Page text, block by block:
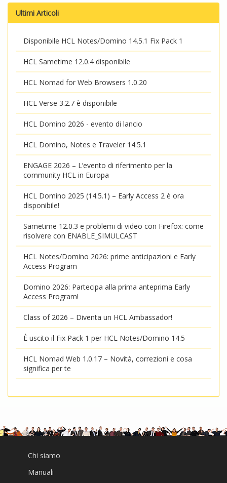
Ultimi Articoli
Disponibile HCL Notes/Domino 14.5.1 Fix Pack 1
HCL Sametime 12.0.4 disponibile
HCL Nomad for Web Browsers 1.0.20
HCL Verse 3.2.7 è disponibile
HCL Domino 2026 - evento di lancio
HCL Domino, Notes e Traveler 14.5.1
ENGAGE 2026 – L’evento di riferimento per la
community HCL in Europa
HCL Domino 2025 (14.5.1) – Early Access 2 è ora
disponibile!
Sametime 12.0.3 e problemi di video con Firefox: come
risolvere con ENABLE_SIMULCAST
HCL Notes/Domino 2026: prime anticipazioni e Early
Access Program
Domino 2026: Partecipa alla prima anteprima Early
Access Program!
Class of 2026 – Diventa un HCL Ambassador!
È uscito il Fix Pack 1 per HCL Notes/Domino 14.5
HCL Nomad Web 1.0.17 – Novità, correzioni e cosa
significa per te
Chi siamo
Manuali